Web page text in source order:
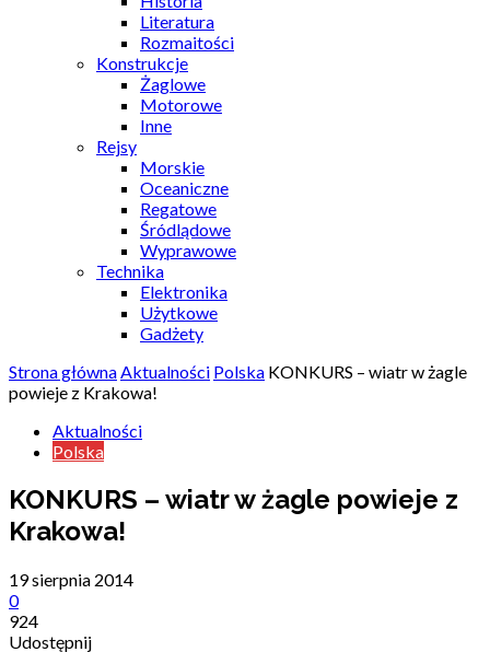
Literatura
Rozmaitości
Konstrukcje
Żaglowe
Motorowe
Inne
Rejsy
Morskie
Oceaniczne
Regatowe
Śródlądowe
Wyprawowe
Technika
Elektronika
Użytkowe
Gadżety
Strona głównaAktualności Polska KONKURS – wiatr w żagle
powieje z Krakowa!
Aktualności
Polska
KONKURS – wiatr w żagle powieje z
Krakowa!
19 sierpnia 2014
0
924
Udostępnij